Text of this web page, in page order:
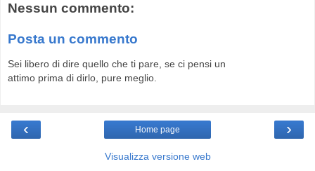
Nessun commento:
Posta un commento
Sei libero di dire quello che ti pare, se ci pensi un
attimo prima di dirlo, pure meglio.
‹ ›
Home page
Visualizza versione web